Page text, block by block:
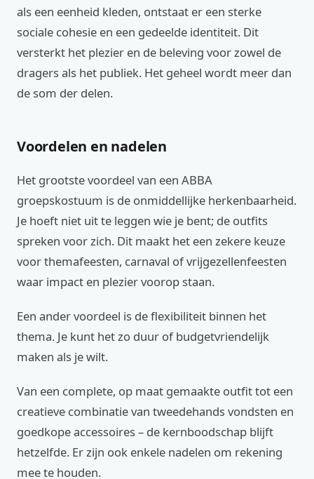
als een eenheid kleden, ontstaat er een sterke
sociale cohesie en een gedeelde identiteit. Dit
versterkt het plezier en de beleving voor zowel de
dragers als het publiek. Het geheel wordt meer dan
de som der delen.
Voordelen en nadelen
Het grootste voordeel van een ABBA
groepskostuum is de onmiddellijke herkenbaarheid.
Je hoeft niet uit te leggen wie je bent; de outfits
spreken voor zich. Dit maakt het een zekere keuze
voor themafeesten, carnaval of vrijgezellenfeesten
waar impact en plezier voorop staan.
Een ander voordeel is de flexibiliteit binnen het
thema. Je kunt het zo duur of budgetvriendelijk
maken als je wilt.
Van een complete, op maat gemaakte outfit tot een
creatieve combinatie van tweedehands vondsten en
goedkope accessoires – de kernboodschap blijft
hetzelfde. Er zijn ook enkele nadelen om rekening
mee te houden.